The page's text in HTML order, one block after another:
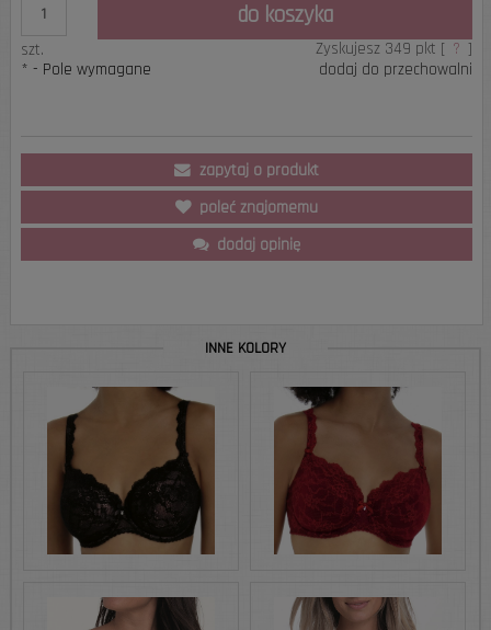
szt.
do koszyka
Zyskujesz 349 pkt [ ? ]
dodaj do przechowalni
* - Pole wymagane
zapytaj o produkt
poleć znajomemu
dodaj opinię
INNE KOLORY